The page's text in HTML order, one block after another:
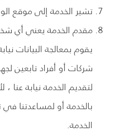
تشير الخدمة إلى موقع
مقدم الخدمة يعني أي
يقوم بمعالجة البيانات
شركات أو أفراد تابعين
لتقديم الخدمة نيابة عنا ،
بالخدمة أو لمساعدتنا
الخدمة.